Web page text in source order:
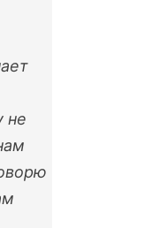
не